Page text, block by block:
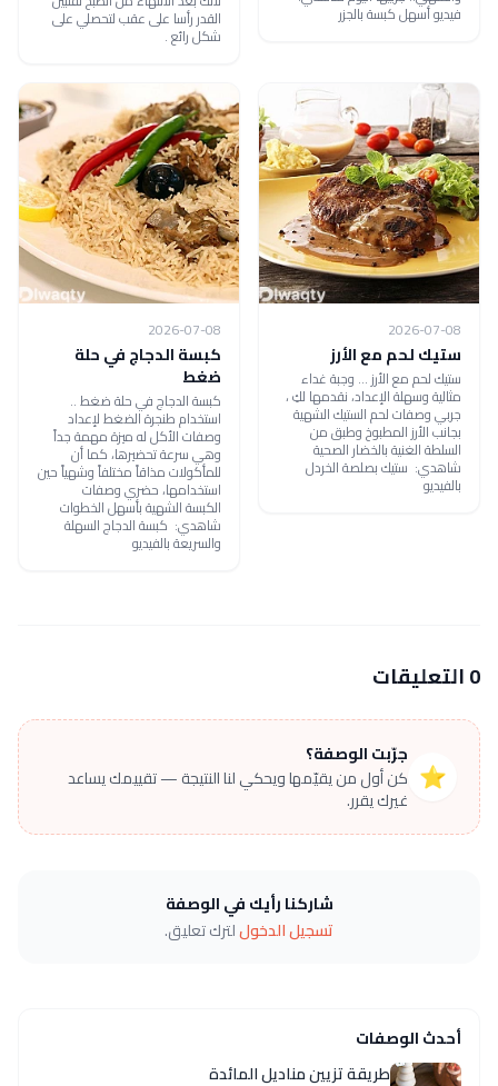
فيديو أسهل كبسة بالجزر القدر رأسا على عقب لتحصلي على
شكل رائع .
2026-07-08
ستيك لحم مع الأرز
ستيك لحم مع الأرز ... وجبة غداء
مثالية وسهلة الإعداد، نقدمها لكِ ،
جربي وصفات لحم الستيك الشهية
بجانب الأرز المطبوخ وطبق من
السلطة الغنية بالخضار الصحية
شاهدي: ستيك بصلصة الخردل
بالفيديو
2026-07-08
كبسة الدجاج في حلة
ضغط
كبسة الدجاج في حلة ضغط ..
استخدام طنجرة الضغط لإعداد
وصفات الأكل له ميزة مهمة جداً
وهي سرعة تحضيرها، كما أن
للمأكولات مذاقاً مختلفاً وشهياً حين
استخدامها، حضري وصفات
الكبسة الشهية بأسهل الخطوات
شاهدي: كبسة الدجاج السهلة
والسريعة بالفيديو
0 التعليقات
⭐
جرّبت الوصفة؟
كن أول من يقيّمها ويحكي لنا النتيجة — تقييمك يساعد
غيرك يقرر.
شاركنا رأيك في الوصفة
تسجيل الدخوللترك تعليق.
أحدث الوصفات
طريقة تزيين مناديل المائدة